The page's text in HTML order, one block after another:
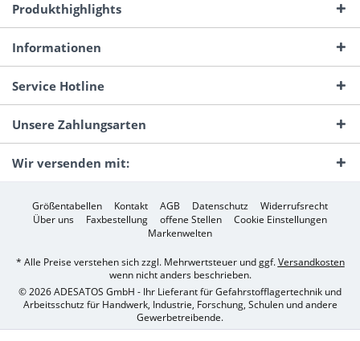
Produkthighlights
Informationen
Service Hotline
Unsere Zahlungsarten
Wir versenden mit:
Größentabellen Kontakt AGB Datenschutz
Widerrufsrecht
Über uns
Faxbestellung offene Stellen
Cookie Einstellungen
Markenwelten
* Alle Preise verstehen sich zzgl. Mehrwertsteuer und ggf.Versandkosten
wenn nicht anders beschrieben.
© 2026 ADESATOS GmbH - Ihr Lieferant für Gefahrstofflagertechnik und
Arbeitsschutz für Handwerk, Industrie, Forschung, Schulen und andere
Gewerbetreibende.